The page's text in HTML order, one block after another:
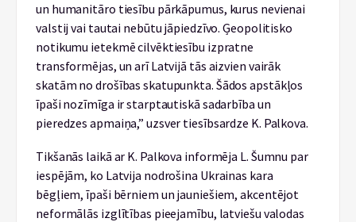
un humanitāro tiesību pārkāpumus, kurus nevienai
valstij vai tautai nebūtu jāpiedzīvo. Ģeopolitisko
notikumu ietekmē cilvēktiesību izpratne
transformējas, un arī Latvijā tās aizvien vairāk
skatām no drošības skatupunkta. Šādos apstākļos
īpaši nozīmīga ir starptautiskā sadarbība un
pieredzes apmaiņa,” uzsver tiesībsardze K. Palkova.
Tikšanās laikā ar K. Palkova informēja L. Šumnu par
iespējām, ko Latvija nodrošina Ukrainas kara
bēgļiem, īpaši bērniem un jauniešiem, akcentējot
neformālās izglītības pieejamību, latviešu valodas